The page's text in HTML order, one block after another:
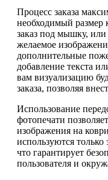
Процесс заказа
необходимый размер
заказ под мышку, или
желаемое
дополнительные
добавление текста
вам визуализацию
заказа, позволяя
Использование
фотопечати
изображения на
используются
что гарантирует
пользователя и